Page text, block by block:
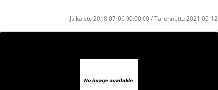
Julkaistu 2018-07-06 00:00:00 / Tallennettu 2021-05-12